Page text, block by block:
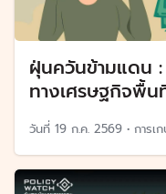
ฝุ่นควันข้ามแดน
ทางเศรษฐกิจพื้น
วันที่ 19 ก.ค. 2569 • การเ